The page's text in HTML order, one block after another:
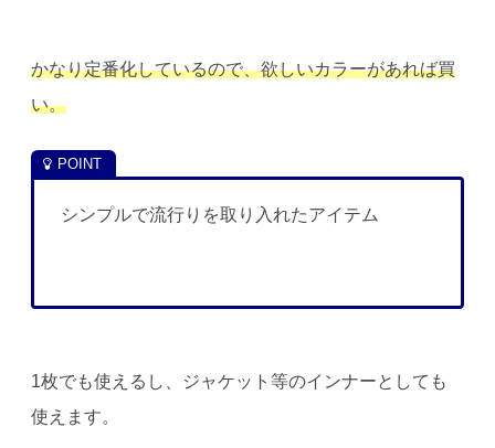
かなり定番化しているので、欲しいカラーがあれば買
い。
シンプルで流行りを取り入れたアイテム
1枚でも使えるし、ジャケット等のインナーとしても
使えます。